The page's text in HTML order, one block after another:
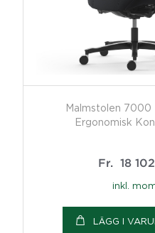
Malmstolen 7000
Ergonomisk
Fr. 18 102
inkl.
LÄGG I